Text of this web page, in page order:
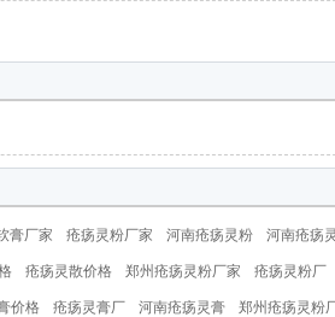
膏厂家 疮疡灵粉厂家 河南疮疡灵粉 河南疮疡
疮疡灵散价格 郑州疮疡灵粉厂家 疮疡灵粉厂
价格 疮疡灵膏厂 河南疮疡灵膏 郑州疮疡灵粉